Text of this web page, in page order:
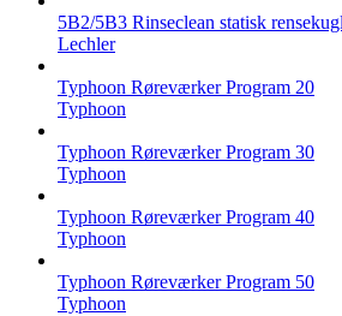
5B2/5B3 Rinseclean statisk
Lechler
Typhoon Røreværker Program 20
Typhoon
Typhoon Røreværker Program 30
Typhoon
Typhoon Røreværker Program 40
Typhoon
Typhoon Røreværker Program 50
Typhoon